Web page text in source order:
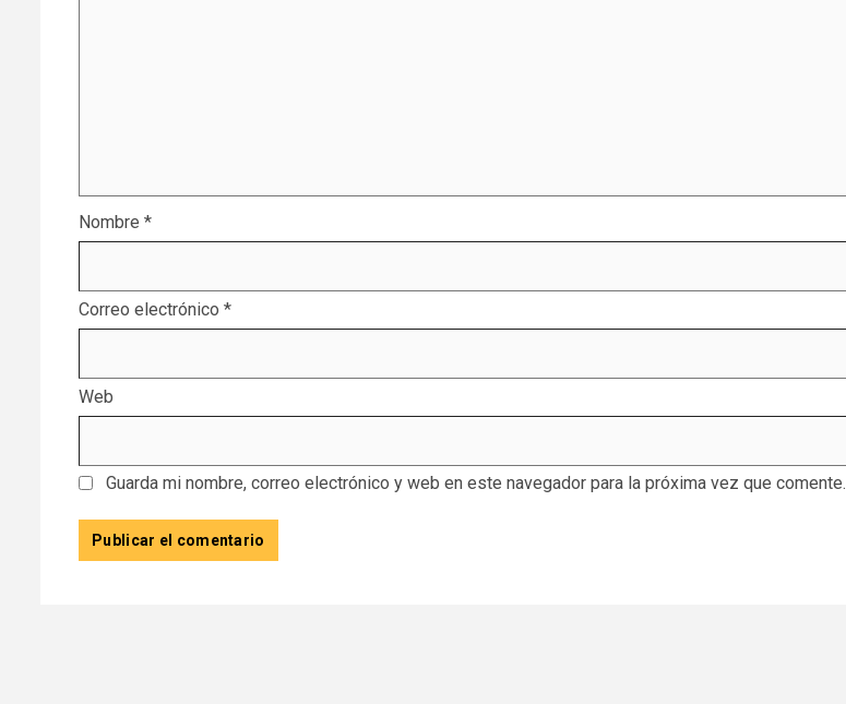
Nombre *
Correo electrónico *
Web
Guarda mi nombre, correo electrónico y web en este navegador para la próxima vez que comente.